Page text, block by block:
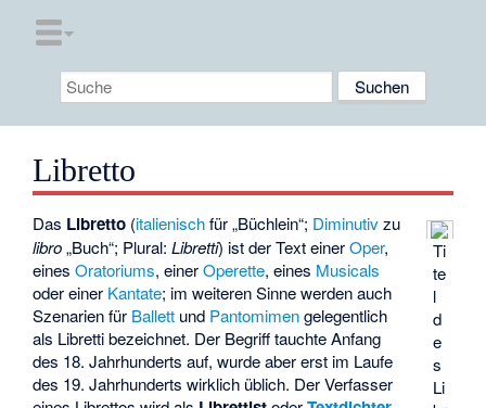
Libretto
Ti
te
l
d
e
s
Li
Das Libretto (italienischfür „Büchlein“; Diminutivzu
libro„Buch“; Plural:Libretti) ist der Text einerOper,
einesOratoriums, einerOperette, eines Musicals
oder einer Kantate; im weiteren Sinne werden auch
Szenarien für Ballett und Pantomimengelegentlich
als Libretti bezeichnet. Der Begriff tauchte Anfang
des 18. Jahrhunderts auf, wurde aber erst im Laufe
des 19. Jahrhunderts wirklich üblich. Der Verfasser